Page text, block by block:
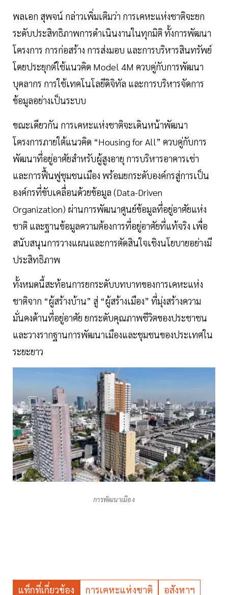
พลเอก สุพจน์ กล่าวเพิ่มเติมว่า การเคหะแห่งชาติจะยก
ระดับประสิทธิภาพการดำเนินงานในทุกมิติ ทั้งการพัฒนา
โครงการ การก่อสร้าง การส่งมอบ และการบริหารสินทรัพย์
โดยประยุกต์ใช้แนวคิด Model 4M ควบคู่กับการพัฒนา
บุคลากร การใช้เทคโนโลยีดิจิทัล และการบริหารจัดการ
ข้อมูลอย่างเป็นระบบ
ขณะเดียวกัน การเคหะแห่งชาติจะเดินหน้าพัฒนา
โครงการภายใต้แนวคิด “Housing for All” ควบคู่กับการ
พัฒนาที่อยู่อาศัยสำหรับผู้สูงอายุ การบริหารอาคารเช่า
และการฟื้นฟูชุมชนเมือง พร้อมยกระดับองค์กรสู่การเป็น
องค์กรที่ขับเคลื่อนด้วยข้อมูล (Data-Driven
Organization) ผ่านการพัฒนาศูนย์ข้อมูลที่อยู่อาศัยแห่ง
ชาติ และฐานข้อมูลความต้องการที่อยู่อาศัยที่แท้จริง เพื่อ
สนับสนุนการวางแผนและการตัดสินใจเชิงนโยบายอย่างมี
ประสิทธิภาพ
ทั้งหมดนี้สะท้อนการยกระดับบทบาทของการเคหะแห่ง
ชาติจาก “ผู้สร้างบ้าน” สู่ “ผู้สร้างเมือง” ที่มุ่งสร้างความ
มั่นคงด้านที่อยู่อาศัย ยกระดับคุณภาพชีวิตของประชาชน
และวางรากฐานการพัฒนาเมืองและชุมชนของประเทศใน
ระยะยาว
การพัฒนาเมือง
แท็กที่เกี่ยวข้อง การเคหะแห่งชาติ อสังหาฯ